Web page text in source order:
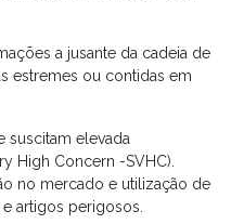
a jusante da cadeia de
estremes ou contidas em
suscitam elevada
High Concern -SVHC).
no mercado e utilização de
artigos perigosos.